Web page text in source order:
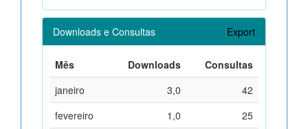
Downloads e Consultas Export
Mês Downloads
Consultas
janeiro
3,0
42
fevereiro
1,0
25